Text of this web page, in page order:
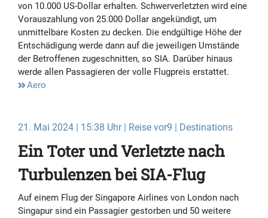
von 10.000 US-Dollar erhalten. Schwerverletzten wird eine
Vorauszahlung von 25.000 Dollar angekündigt, um
unmittelbare Kosten zu decken. Die endgültige Höhe der
Entschädigung werde dann auf die jeweiligen Umstände
der Betroffenen zugeschnitten, so SIA. Darüber hinaus
werde allen Passagieren der volle Flugpreis erstattet.
Aero
21. Mai 2024 | 15:38 Uhr | Reise vor9 | Destinations
Ein Toter und Verletzte nach
Turbulenzen bei SIA-Flug
Auf einem Flug der Singapore Airlines von London nach
Singapur sind ein Passagier gestorben und 50 weitere